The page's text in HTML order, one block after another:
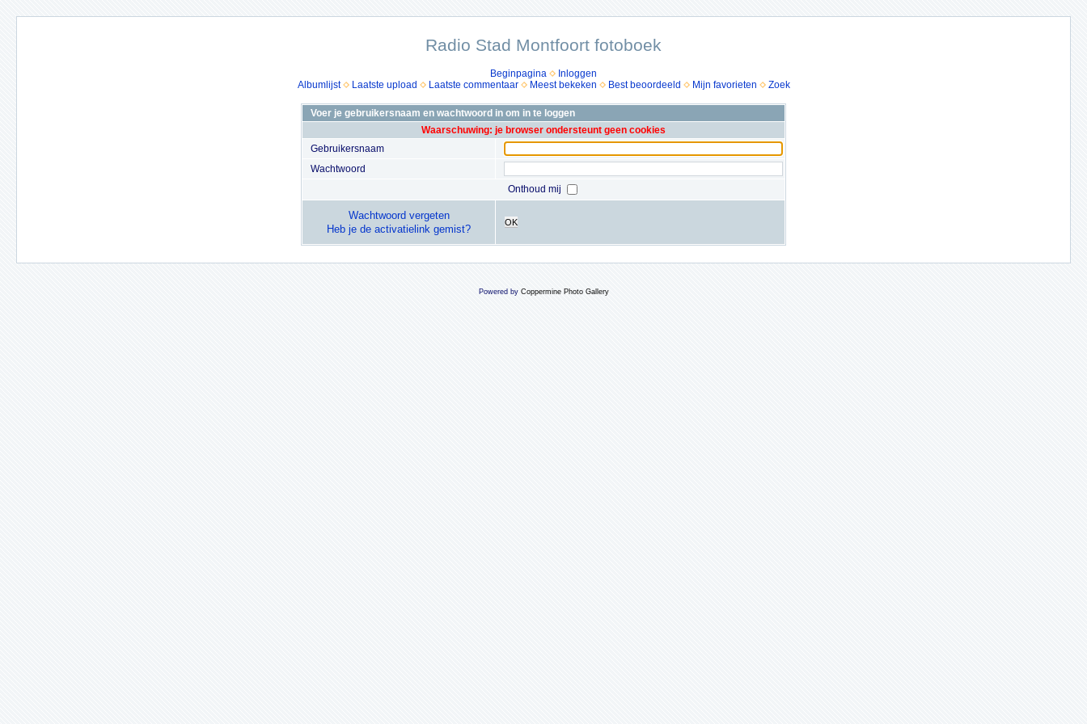
Radio Stad Montfoort fotoboek
Beginpagina
Inloggen
Albumlijst
Laatste upload Laatste commentaar Meest bekeken Best beoordeeld Mijn favorieten Zoek
Voer je gebruikersnaam en wachtwoord in om in te loggen
Waarschuwing: je browser ondersteunt geen cookies
Gebruikersnaam
Wachtwoord
Onthoud mij
Wachtwoord vergeten
Heb je de activatielink gemist?
OK
Powered by Coppermine Photo Gallery